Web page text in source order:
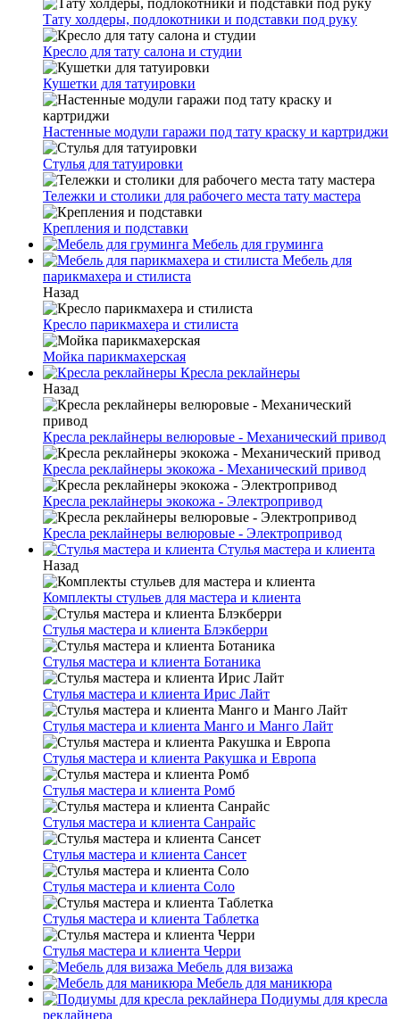
Тату холдеры, подлокотники и подставки под руку
Кресло для тату салона и студии
Кушетки для татуировки
Настенные модули гаражи под тату краску и картриджи
Стулья для татуировки
Тележки и столики для рабочего места тату мастера
Крепления и подставки
Мебель для груминга
Мебель для
парикмахера и стилиста
Назад
Кресло парикмахера и стилиста
Мойка парикмахерская
Кресла реклайнеры
Назад
Кресла реклайнеры велюровые - Механический привод
Кресла реклайнеры экокожа - Механический привод
Кресла реклайнеры экокожа - Электропривод
Кресла реклайнеры велюровые - Электропривод
Стулья мастера и клиента
Назад
Комплекты стульев для мастера и клиента
Стулья мастера и клиента Блэкберри
Стулья мастера и клиента Ботаника
Стулья мастера и клиента Ирис Лайт
Стулья мастера и клиента Манго и Манго Лайт
Стулья мастера и клиента Ракушка и Европа
Стулья мастера и клиента Ромб
Стулья мастера и клиента Санрайс
Стулья мастера и клиента Сансет
Стулья мастера и клиента Соло
Стулья мастера и клиента Таблетка
Стулья мастера и клиента Черри
Мебель для визажа
Мебель для маникюра
Подиумы для кресла
реклайнера